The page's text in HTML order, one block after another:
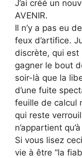
J’ai créé un
AVENIR.
Il n’y a pas eu
feux d’artifice.
discrète, qui
gagner le bout
soir-là que la
d’une fuite
feuille de calcul
qui reste
n’appartient
Si vous lisez
vie à être “la